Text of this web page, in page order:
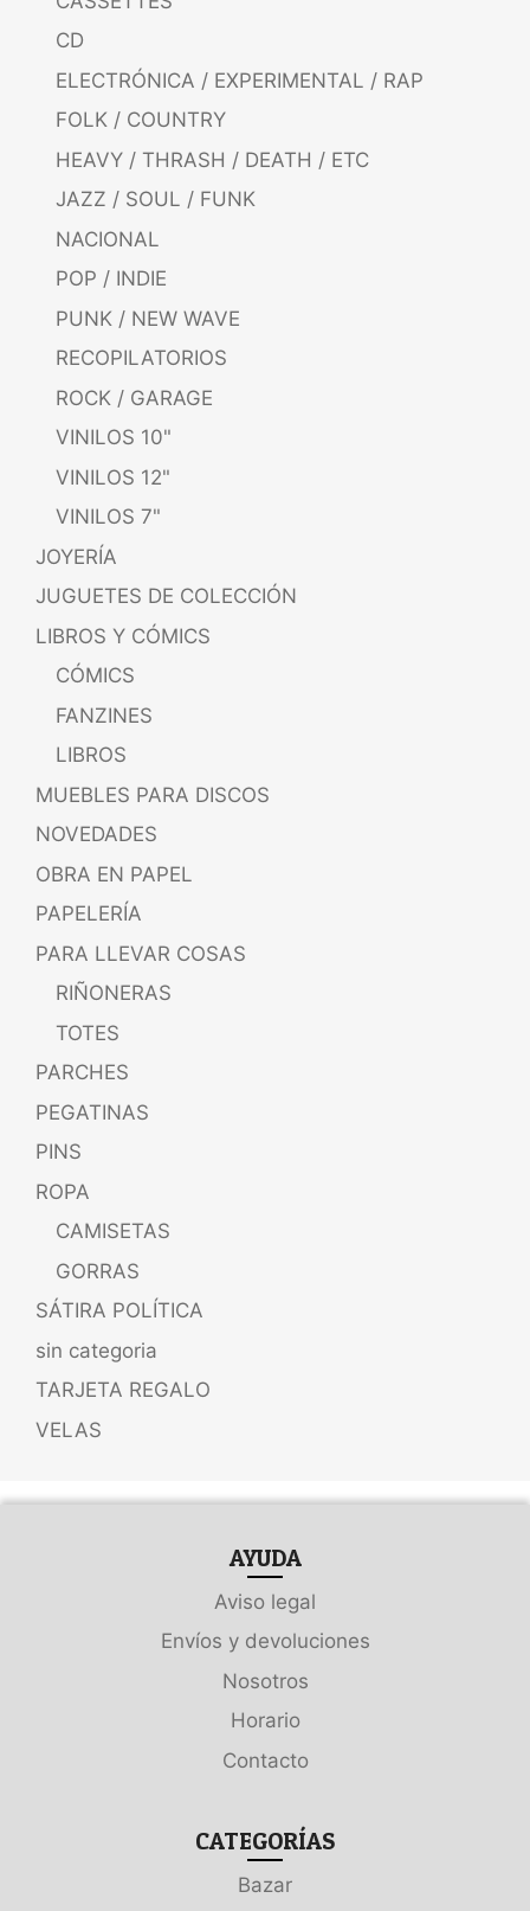
CD
ELECTRÓNICA / EXPERIMENTAL / RAP
FOLK / COUNTRY
HEAVY / THRASH / DEATH / ETC
JAZZ / SOUL / FUNK
NACIONAL
POP / INDIE
PUNK / NEW WAVE
RECOPILATORIOS
ROCK / GARAGE
VINILOS 10"
VINILOS 12"
VINILOS 7"
JOYERÍA
JUGUETES DE COLECCIÓN
LIBROS Y CÓMICS
CÓMICS
FANZINES
LIBROS
MUEBLES PARA DISCOS
NOVEDADES
OBRA EN PAPEL
PAPELERÍA
PARA LLEVAR COSAS
RIÑONERAS
TOTES
PARCHES
PEGATINAS
PINS
ROPA
CAMISETAS
GORRAS
SÁTIRA POLÍTICA
sin categoria
TARJETA REGALO
VELAS
AYUDA
Aviso legal
Envíos y devoluciones
Nosotros
Horario
Contacto
CATEGORÍAS
Bazar